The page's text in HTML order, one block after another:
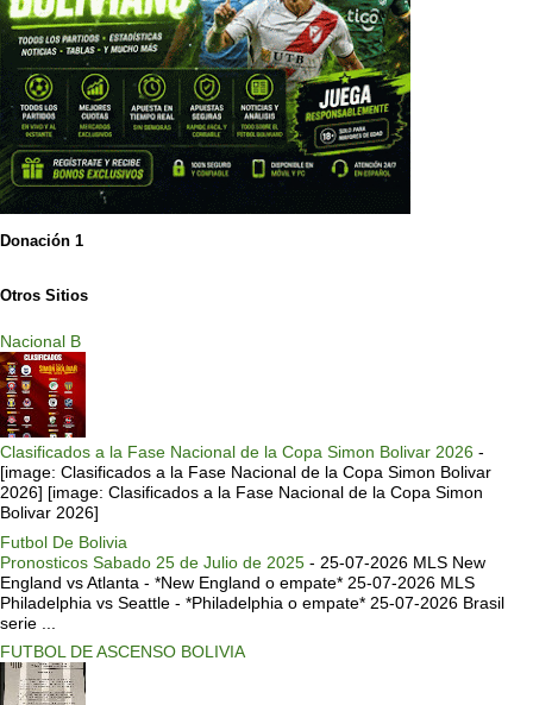
Donación 1
Otros Sitios
Nacional B
Clasificados a la Fase Nacional de la Copa Simon Bolivar 2026 -
[image: Clasificados a la Fase Nacional de la Copa Simon Bolivar
2026] [image: Clasificados a la Fase Nacional de la Copa Simon
Bolivar 2026]
Futbol De Bolivia
Pronosticos Sabado 25 de Julio de 2025 - 25-07-2026 MLS New
England vs Atlanta - *New England o empate* 25-07-2026 MLS
Philadelphia vs Seattle - *Philadelphia o empate* 25-07-2026 Brasil
serie ...
FUTBOL DE ASCENSO BOLIVIA